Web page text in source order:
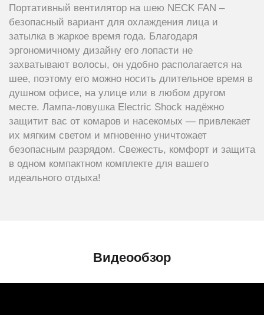
Портативный вентилятор на шею NECK FAN –
безопасный вариант для охлаждения лица и
затылка в жаркое время года. Благодаря
эргономичному дизайну его лопасти не
захватывают волосы, он удобно располагается на
шее, поэтому его можно носить длительное время в
душном офисе, на улице или в любом другом
месте. Лампа-ловушка Electric Shock надёжно
защитит вас от комаров и насекомых — привлекает
их мягким светом и мгновенно уничтожает
безопасным разрядом. Свежесть, комфорт и защита
в одном компактном комплекте для вашего
идеального отдыха!
Видеообзор